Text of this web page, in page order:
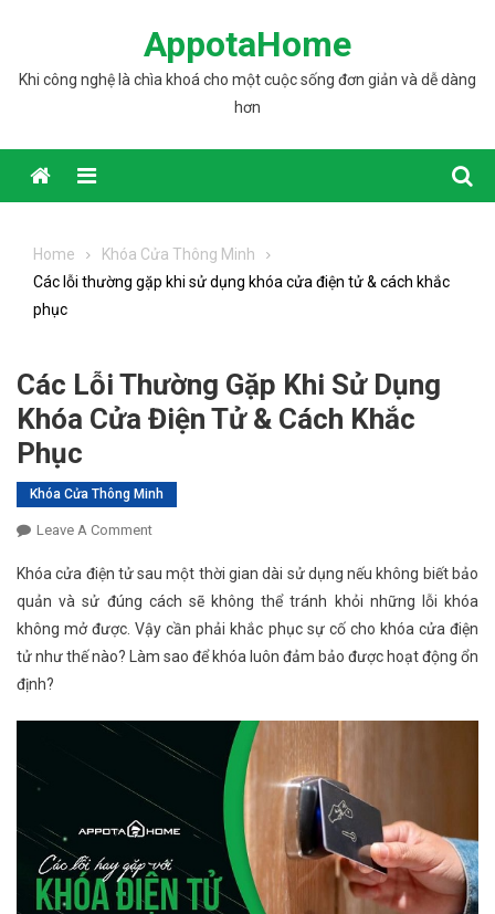
AppotaHome
Khi công nghệ là chìa khoá cho một cuộc sống đơn giản và dễ dàng
hơn
Home
Khóa Cửa Thông Minh
Các lỗi thường gặp khi sử dụng khóa cửa điện tử & cách khắc
phục
Các Lỗi Thường Gặp Khi Sử Dụng
Khóa Cửa Điện Tử & Cách Khắc
Phục
Khóa Cửa Thông Minh
Leave A Comment
Khóa cửa điện tử sau một thời gian dài sử dụng nếu không biết bảo
quản và sử đúng cách sẽ không thể tránh khỏi những lỗi khóa
không mở được. Vậy cần phải khắc phục sự cố cho khóa cửa điện
tử như thế nào? Làm sao để khóa luôn đảm bảo được hoạt động ổn
định?